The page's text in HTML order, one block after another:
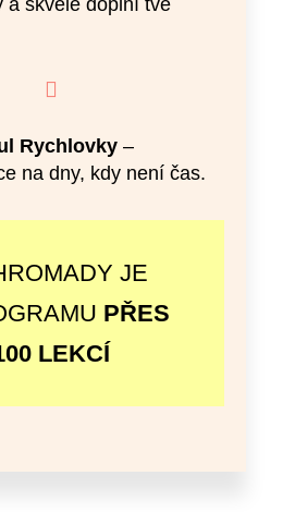
a skvěle doplní tvé

Rychlovky–
na dny, kdy není čas.
JE
PŘES
LEKCÍ